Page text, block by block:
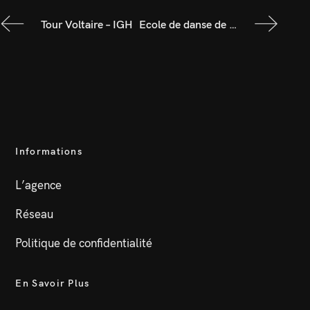
Tour Voltaire – IGH Ecole de danse de Marseille
Informations
L’agence
Réseau
Politique de confidentialité
En Savoir Plus